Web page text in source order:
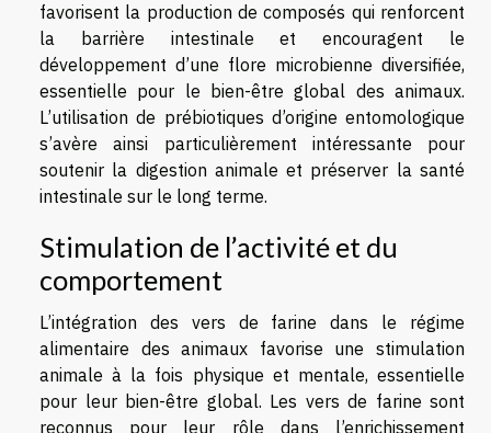
favorisent la production de composés qui renforcent
la barrière intestinale et encouragent le
développement d’une flore microbienne diversifiée,
essentielle pour le bien-être global des animaux.
L’utilisation de prébiotiques d’origine entomologique
s’avère ainsi particulièrement intéressante pour
soutenir la digestion animale et préserver la santé
intestinale sur le long terme.
Stimulation de l’activité et du
comportement
L’intégration des vers de farine dans le régime
alimentaire des animaux favorise une stimulation
animale à la fois physique et mentale, essentielle
pour leur bien-être global. Les vers de farine sont
reconnus pour leur rôle dans l’enrichissement